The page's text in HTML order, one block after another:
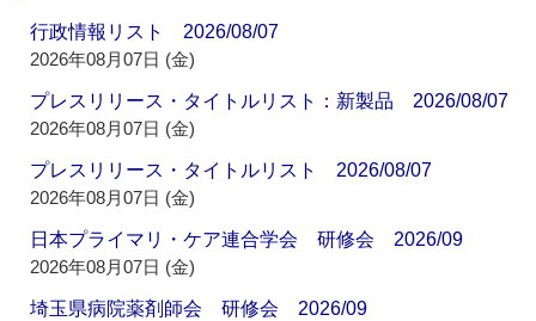
行政情報リスト 2026/08/07
2026年08月07日 (金)
プレスリリース・タイトルリスト：新製品 2026/08/07
2026年08月07日 (金)
プレスリリース・タイトルリスト 2026/08/07
2026年08月07日 (金)
日本プライマリ・ケア連合学会 研修会 2026/09
2026年08月07日 (金)
埼玉県病院薬剤師会 研修会 2026/09